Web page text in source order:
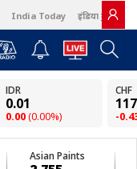
India Today इंडिया टुडे हिंदी